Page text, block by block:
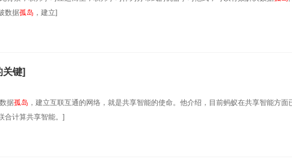
数据孤岛 ，建立]
关键]
据孤岛 ，建立互联互通的网络，就是共享智能的使命。他介绍，目前蚂蚁在共享智能方面
合计算共享智能。]